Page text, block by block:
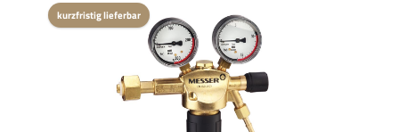
kurzfristig lieferbar